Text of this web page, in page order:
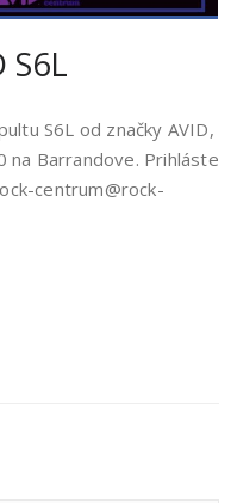
S6L
S6L od značky AVID,
na Barrandove. Prihláste
centrum@rock-